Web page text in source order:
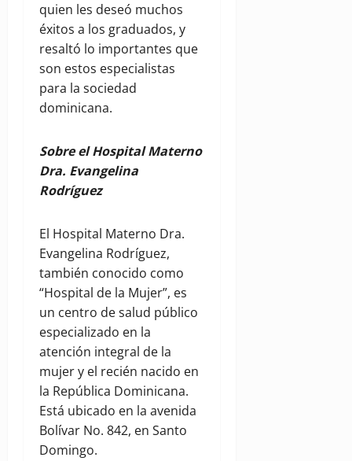
quien les deseó muchos
éxitos a los graduados, y
resaltó lo importantes que
son estos especialistas
para la sociedad
dominicana.
Sobre el Hospital Materno
Dra. Evangelina
Rodríguez
El Hospital Materno Dra.
Evangelina Rodríguez,
también conocido como
“Hospital de la Mujer”, es
un centro de salud público
especializado en la
atención integral de la
mujer y el recién nacido en
la República Dominicana.
Está ubicado en la avenida
Bolívar No. 842, en Santo
Domingo.